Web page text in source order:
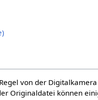
von der
Originaldatei können